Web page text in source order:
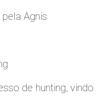
Agnis
de hunting, vindo